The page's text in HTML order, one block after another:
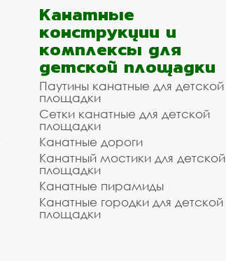
Канатные
конструкции и
комплексы для
детской площадки
Паутины канатные для детской
площадки
Сетки канатные для детской
площадки
Канатные дороги
Канатный мостики для детской
площадки
Канатные пирамиды
Канатные городки для детской
площадки